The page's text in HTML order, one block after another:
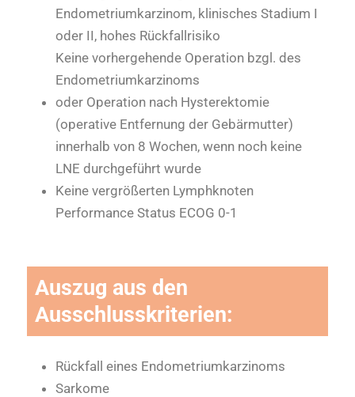
Endometriumkarzinom, klinisches Stadium I
oder II, hohes Rückfallrisiko
Keine vorhergehende Operation bzgl. des
Endometriumkarzinoms
oder Operation nach Hysterektomie
(operative Entfernung der Gebärmutter)
innerhalb von 8 Wochen, wenn noch keine
LNE durchgeführt wurde
Keine vergrößerten Lymphknoten
Performance Status ECOG 0-1
Auszug aus den
Ausschlusskriterien:
Rückfall eines Endometriumkarzinoms
Sarkome